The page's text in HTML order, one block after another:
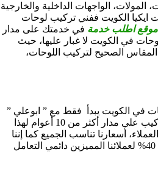
المولات، الواجهات الداخلية والخارجية
ايكيا الكويت ففني تركيب لوحات
موقع اطلب خدمة في خدمتك على مدار
في الكويت لا غبار عليها، حيث
الصحيح لتركيب اللوحات،
في الكويت يبدأ فقط مع ” ابوعلي ”
وذلك لانه يعمل في مجال التركيب على مدار أكثر من 10 أعوام لهذا
أسعارنا تناسب الجميع كما إننا
نقدم خصومات تصل لأكثر من 40% لعملائنا المميزين دائمي التعامل